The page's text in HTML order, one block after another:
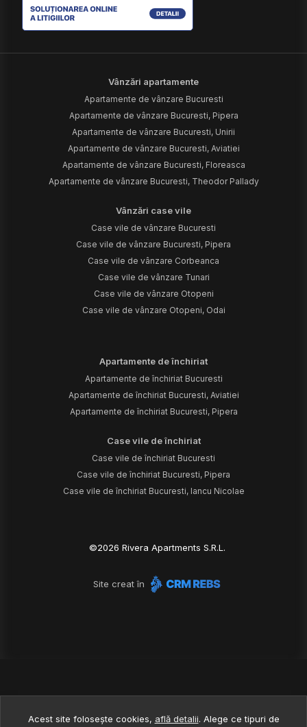
Vânzări apartamente
Apartamente de vânzare Bucuresti
Apartamente de vânzare Bucuresti, Pipera
Apartamente de vânzare Bucuresti, Unirii
Apartamente de vânzare Bucuresti, Aviatiei
Apartamente de vânzare Bucuresti, Floreasca
Apartamente de vânzare Bucuresti, Theodor Pallady
Vânzări case vile
Case vile de vânzare Bucuresti
Case vile de vânzare Bucuresti, Pipera
Case vile de vânzare Corbeanca
Case vile de vânzare Tunari
Case vile de vânzare Otopeni
Case vile de vânzare Otopeni, Odai
Apartamente de închiriat
Apartamente de închiriat Bucuresti
Apartamente de închiriat Bucuresti, Aviatiei
Apartamente de închiriat Bucuresti, Pipera
Case vile de închiriat
Case vile de închiriat Bucuresti
Case vile de închiriat Bucuresti, Pipera
Case vile de închiriat Bucuresti, Iancu Nicolae
©2026 Rivera Apartments S.R.L.
Site creat în
Acest site folosește cookies, află detalii. Alege ce tipuri de